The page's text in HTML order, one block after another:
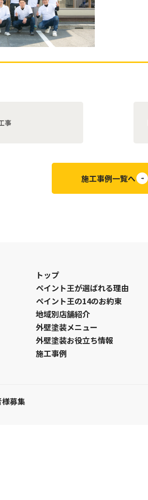
事
施工事例一覧へ
トップ
ペイント王が選ばれる理由
ペイント王の14のお約束
地域別店舗紹介
外壁塗装メニュー
外壁塗装お役立ち情報
施工事例
募集